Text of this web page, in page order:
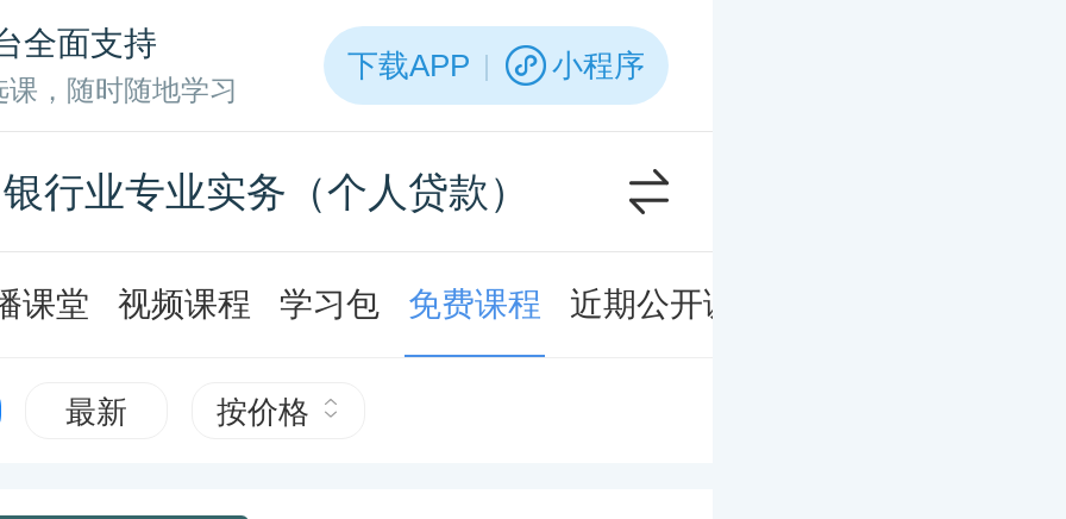
全面支持
课，随时随地学习
下载APP 小程序
银行业专业实务（个人贷款）
课堂 视频课程 学习包 免费课程 近期公开课
最新 按价格